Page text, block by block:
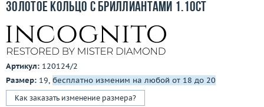
3D-тур по шоуруму
Заказать звонок
Золотое кольцо с бриллиантами 1.10ct
Артикул: 120124/2
Размер: 19, бесплатно изменим на любой от 18 до 20
Как заказать изменение размера?